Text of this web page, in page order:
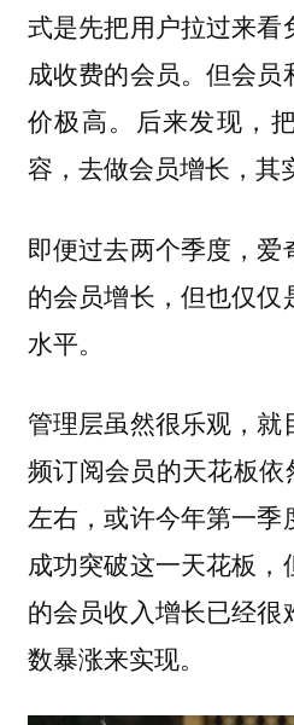
式是先把用户拉过来
成收费的会员。但会
价极高。后来发现，
容，去做会员增长，其
即便过去两个季度，
的会员增长，但也仅
水平。
管理层虽然很乐观，
频订阅会员的天花板
左右，或许今年第一季
成功突破这一天花板
的会员收入增长已经
数暴涨来实现。